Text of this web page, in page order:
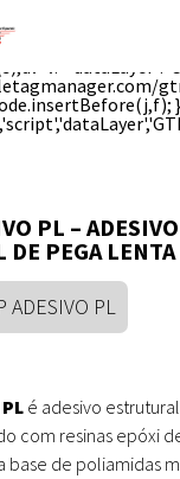
PL –
DE PEGA LENTA
ADESIVO PL
é adesivo
com resinas epóxi
base de poliamidas